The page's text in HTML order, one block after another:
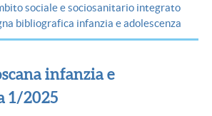
sociale e sociosanitario integrato
bibliografica infanzia e adolescenza
infanzia e
1/2025